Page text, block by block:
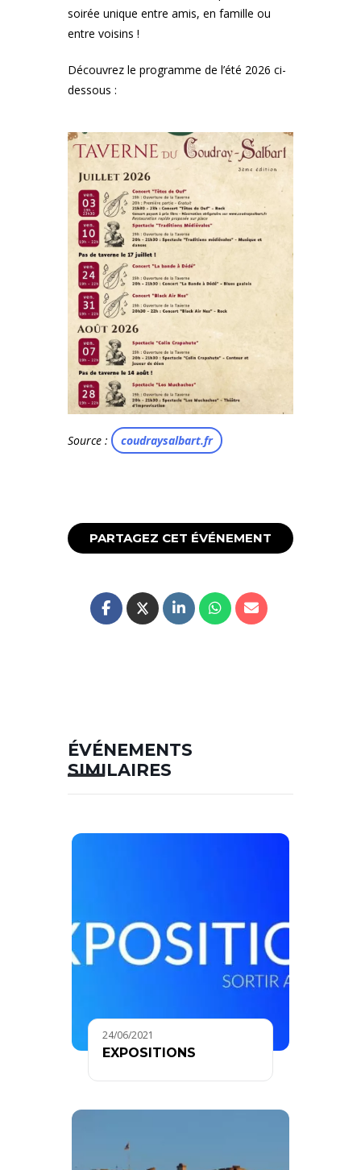
soirée unique entre amis, en famille ou
entre voisins !
Découvrez le programme de l’été 2026 ci-
dessous :
Source : coudraysalbart.fr
PARTAGEZ CET ÉVÉNEMENT
ÉVÉNEMENTS
SIMILAIRES
24/06/2021
EXPOSITIONS